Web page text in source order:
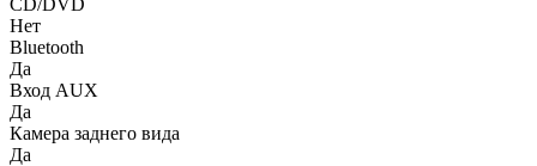
CD/DVD
Нет
Bluetooth
Да
Вход AUX
Да
Камера заднего вида
Да